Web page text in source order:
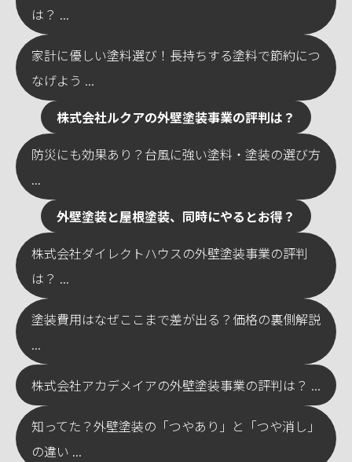
は？ ...
家計に優しい塗料選び！長持ちする塗料で節約につ
なげよう ...
株式会社ルクアの外壁塗装事業の評判は？
防災にも効果あり？台風に強い塗料・塗装の選び方
...
外壁塗装と屋根塗装、同時にやるとお得？
株式会社ダイレクトハウスの外壁塗装事業の評判
は？ ...
塗装費用はなぜここまで差が出る？価格の裏側解説
...
株式会社アカデメイアの外壁塗装事業の評判は？ ...
知ってた？外壁塗装の「つやあり」と「つや消し」
の違い ...